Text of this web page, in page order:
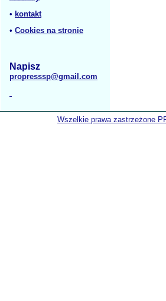
• kontakt
• Cookies na stronie
Napisz
propresssp@gmail.com
Wszelkie prawa zastrzeżone